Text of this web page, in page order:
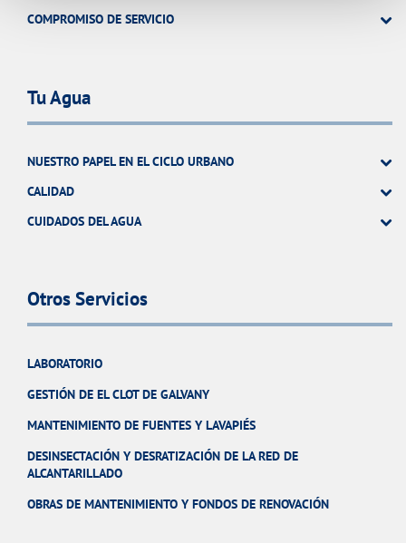
COMPROMISO DE SERVICIO
Tu Agua
NUESTRO PAPEL EN EL CICLO URBANO
CALIDAD
CUIDADOS DEL AGUA
Otros Servicios
LABORATORIO
GESTIÓN DE EL CLOT DE GALVANY
MANTENIMIENTO DE FUENTES Y LAVAPIÉS
DESINSECTACIÓN Y DESRATIZACIÓN DE LA RED DE
ALCANTARILLADO
OBRAS DE MANTENIMIENTO Y FONDOS DE RENOVACIÓN